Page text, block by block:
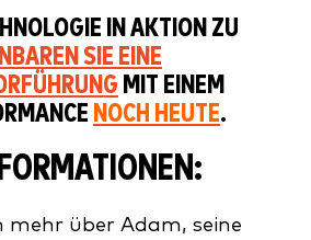
IN AKTION ZU
SIE EINE
MIT EINEM
NOCH HEUTE.
mehr über Adam, seine